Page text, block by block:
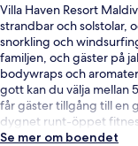
Villa Haven Resort
strandbar och solstolar,
snorkling och
familjen, och gäster på
bodywraps och
gott kan du välja mellan
får gäster tillgång till en
dygnet runt-öppet
Se mer om boendet